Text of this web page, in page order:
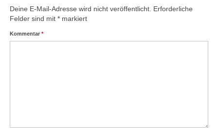
Deine E-Mail-Adresse wird nicht veröffentlicht. Erforderliche
Felder sind mit * markiert
Kommentar *